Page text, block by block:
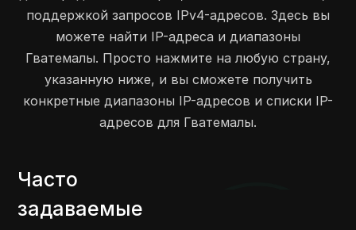
поддержкой запросов IPv4-адресов. Здесь вы
можете найти IP-адреса и диапазоны
Гватемалы. Просто нажмите на любую страну,
указанную ниже, и вы сможете получить
конкретные диапазоны IP-адресов и списки IP-
адресов для Гватемалы.
Часто
задаваемые